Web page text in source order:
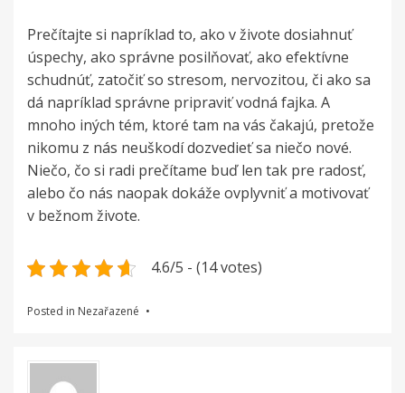
Prečítajte si napríklad to, ako v živote dosiahnuť
úspechy, ako správne posilňovať, ako efektívne
schudnúť, zatočiť so stresom, nervozitou, či ako sa
dá napríklad správne pripraviť vodná fajka. A
mnoho iných tém, ktoré tam na vás čakajú, pretože
nikomu z nás neuškodí dozvedieť sa niečo nové.
Niečo, čo si radi prečítame buď len tak pre radosť,
alebo čo nás naopak dokáže ovplyvniť a motivovať
v bežnom živote.
4.6/5 - (14 votes)
Posted in Nezařazené